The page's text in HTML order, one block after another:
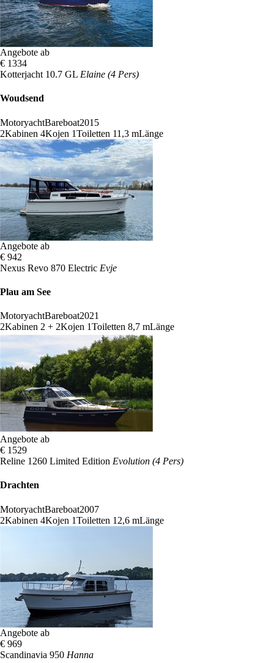
Angebote ab
€ 1334
Kotterjacht 10.7 GL Elaine (4 Pers)
Woudsend
MotoryachtBareboat2015
2Kabinen 4Kojen 1Toiletten 11,3 mLänge
Angebote ab
€ 942
Nexus Revo 870 Electric Evje
Plau am See
MotoryachtBareboat2021
2Kabinen 2 + 2Kojen 1Toiletten 8,7 mLänge
Angebote ab
€ 1529
Reline 1260 Limited Edition Evolution (4 Pers)
Drachten
MotoryachtBareboat2007
2Kabinen 4Kojen 1Toiletten 12,6 mLänge
Angebote ab
€ 969
Scandinavia 950 Hanna